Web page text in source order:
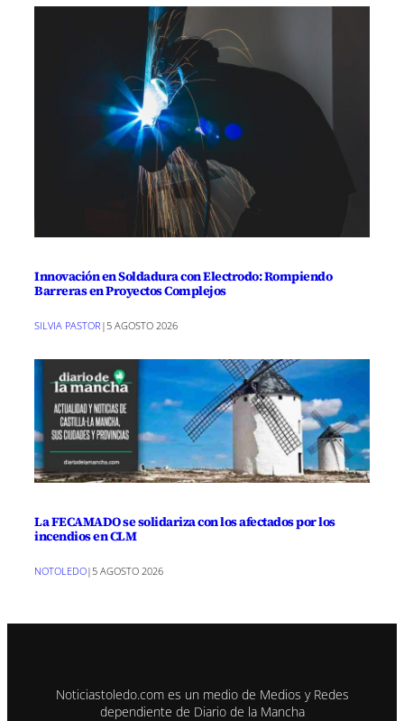
Innovación en Soldadura con Electrodo: Rompiendo
Barreras en Proyectos Complejos
SILVIA PASTOR | 5 AGOSTO 2026
La FECAMADO se solidariza con los afectados por los
incendios en CLM
NOTOLEDO|5 AGOSTO 2026
Noticiastoledo.com es un medio de Medios y Redes
dependiente de Diario de la Mancha